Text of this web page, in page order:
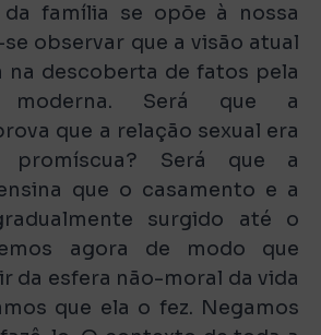
família se opõe à nossa
observar que a visão atual
na descoberta de fatos pela
moderna. Será que a
que a relação sexual era
promíscua? Será que a
que o casamento e a
surgido até o
agora de modo que
da esfera não-moral da vida
que ela o fez. Negamos